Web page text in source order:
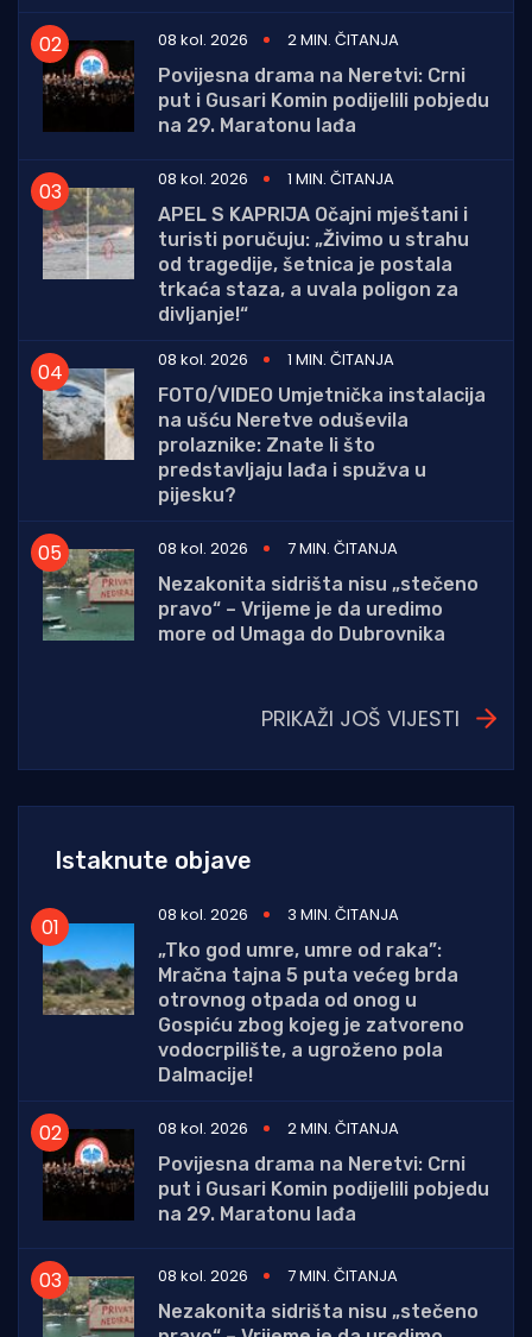
08 kol. 2026
2 MIN. ČITANJA
Povijesna drama na Neretvi: Crni
put i Gusari Komin podijelili pobjedu
na 29. Maratonu lađa
08 kol. 2026
1 MIN. ČITANJA
APEL S KAPRIJA Očajni mještani i
turisti poručuju: „Živimo u strahu
od tragedije, šetnica je postala
trkaća staza, a uvala poligon za
divljanje!“
08 kol. 2026
1 MIN. ČITANJA
FOTO/VIDEO Umjetnička instalacija
na ušću Neretve oduševila
prolaznike: Znate li što
predstavljaju lađa i spužva u
pijesku?
08 kol. 2026
7 MIN. ČITANJA
Nezakonita sidrišta nisu „stečeno
pravo“ – Vrijeme je da uredimo
more od Umaga do Dubrovnika
PRIKAŽI JOŠ VIJESTI
Istaknute objave
08 kol. 2026
3 MIN. ČITANJA
„Tko god umre, umre od raka”:
Mračna tajna 5 puta većeg brda
otrovnog otpada od onog u
Gospiću zbog kojeg je zatvoreno
vodocrpilište, a ugroženo pola
Dalmacije!
08 kol. 2026
2 MIN. ČITANJA
Povijesna drama na Neretvi: Crni
put i Gusari Komin podijelili pobjedu
na 29. Maratonu lađa
08 kol. 2026
7 MIN. ČITANJA
Nezakonita sidrišta nisu „stečeno